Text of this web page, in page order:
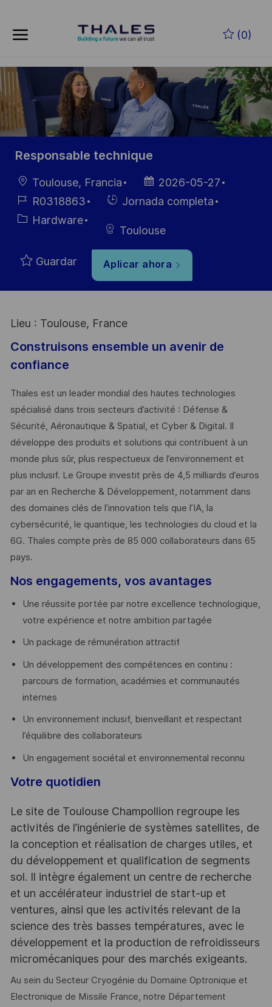
(0)
-
Responsable technique
Ubicación
Toulouse, Francia
Fecha de
publicación
2026-05-27
ID de
empleo
R0318863
HiringJornada completa
Categoría
Hardware
Toulouse
Guardar Aplicar ahora
Lieu : Toulouse, France
Construisons ensemble un avenir de
confiance
Thales est un leader mondial des hautes technologies
spécialisé dans trois secteurs d’activité : Défense &
Sécurité, Aéronautique & Spatial, et Cyber & Digital. Il
développe des produits et solutions qui contribuent à un
monde plus sûr, plus respectueux de l’environnement et
plus inclusif. Le Groupe investit près de 4,5 milliards d’euros
par an en Recherche & Développement, notamment dans
des domaines clés de l’innovation tels que l’IA, la
cybersécurité, le quantique, les technologies du cloud et la
6G. Thales compte près de 85 000 collaborateurs dans 65
pays. ​
Nos engagements, vos avantages
Une réussite portée par notre excellence technologique,
votre expérience et notre ambition partagée
Un package de rémunération attractif
Un développement des compétences en continu :
parcours de formation, académies et communautés
internes
Un environnement inclusif, bienveillant et respectant
l’équilibre des collaborateurs
Un engagement sociétal et environnemental reconnu
Votre quotidien
Le site de Toulouse Champollion regroupe les
activités de l’ingénierie de systèmes satellites, de
la conception et réalisation de charges utiles, et
du développement et qualification de segments
sol. Il intègre également un centre de recherche
et un accélérateur industriel de start-up et
ventures, ainsi que les activités relevant de la
science des très basses températures, avec le
développement et la production de refroidisseurs
micromécaniques pour des marchés exigeants.
Au sein du Secteur Cryogénie du Domaine Optronique et
Electronique de Missile France, notre Département